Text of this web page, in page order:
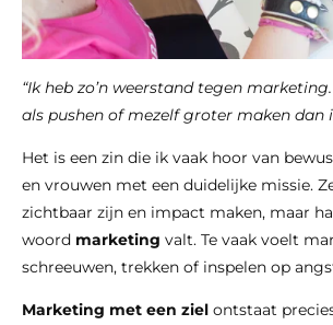
“Ik heb zo’n weerstand tegen
als pushen of mezelf groter maken dan
Het is een zin die ik vaak hoor van
en vrouwen met een duidelijke missie.
zichtbaar zijn en impact maken, maar
woord marketing valt. Te vaak voelt
schreeuwen, trekken of inspelen op
Marketing met een ziel ontstaat